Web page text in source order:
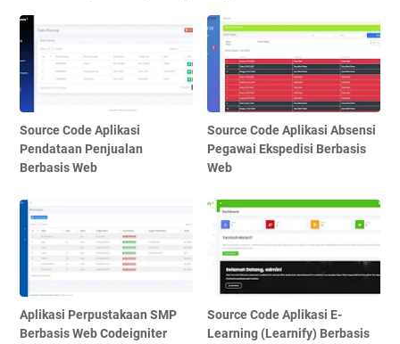
Source Code Aplikasi
Pendataan Penjualan
Berbasis Web
Source Code Aplikasi Absensi
Pegawai Ekspedisi Berbasis
Web
Aplikasi Perpustakaan SMP
Berbasis Web Codeigniter
Source Code Aplikasi E-
Learning (Learnify) Berbasis